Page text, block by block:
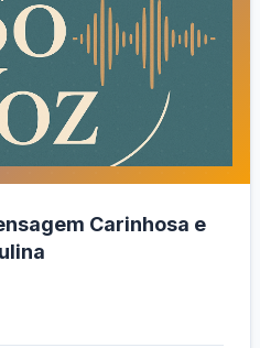
Carinhosa e